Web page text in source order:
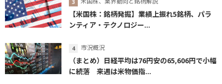
【米国株：銘柄発掘】業績上振れ5銘柄、パラ
ンティア・テクノロジー...
市況概況
（まとめ）日経平均は76円安の65,606円で小幅
に続落 来週は米物価指...